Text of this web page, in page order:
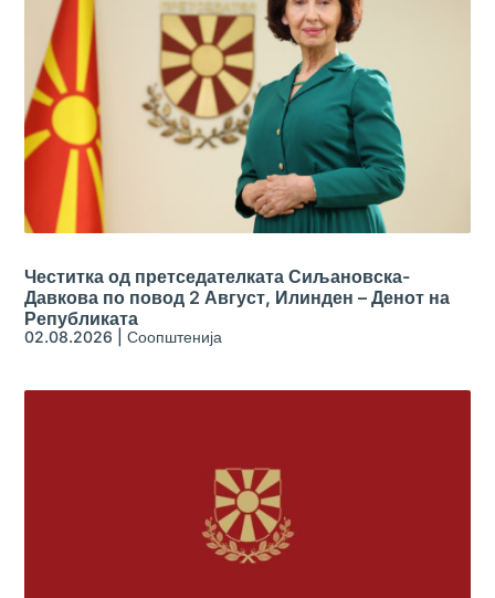
Честитка од претседателката Сиљановска-
Давкова по повод 2 Август, Илинден – Денот на
Републиката
02.08.2026 |Соопштенија